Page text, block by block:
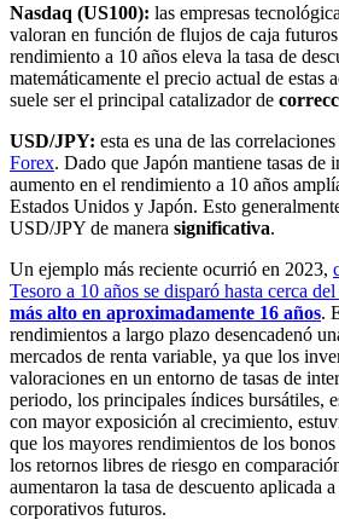
Nasdaq (US100): las empresas
valoran en función de flujos de caja
rendimiento a 10 años eleva la tasa de
matemáticamente el precio actual de estas
suele ser el principal catalizador de
USD/JPY: esta es una de las
Forex. Dado que Japón mantiene tasas de
aumento en el rendimiento a 10 años
Estados Unidos y Japón. Esto
USD/JPY de manera significativa.
Un ejemplo más reciente ocurrió en 2023,
Tesoro a 10 años se disparó hasta cerca
más alto en aproximadamente 16 años.
rendimientos a largo plazo desencadenó
mercados de renta variable, ya que los
valoraciones en un entorno de tasas de
periodo, los principales índices bursátiles,
con mayor exposición al crecimiento,
que los mayores rendimientos de los
los retornos libres de riesgo en
aumentaron la tasa de descuento aplicada
corporativos futuros.